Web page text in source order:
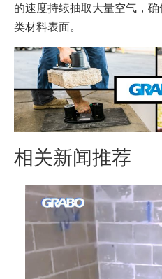
的速度持续抽取大量空气，
类材料表面。
相关新闻推荐